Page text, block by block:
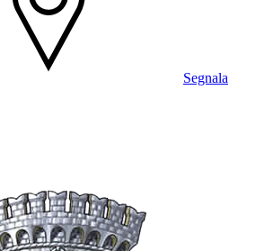
Segnala